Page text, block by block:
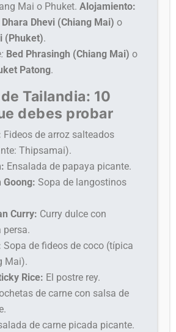
Mai o Phuket.Alojamiento:
Dhevi (Chiang Mai) o
(Phuket).
Bed Phrasingh (Chiang Mai) o
Patong.
Tailandia: 10
debes probar
Fideos de arroz salteados
Thipsamai).
Ensalada de papaya picante.
Goong: Sopa de langostinos
Curry: Curry dulce con
persa.
Sopa de fideos de coco (típica
Mai).
Rice: El postre rey.
de carne con salsa de
de carne picada picante.